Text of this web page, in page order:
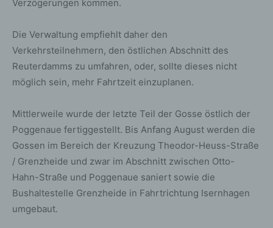
Verzögerungen kommen.
Die Verwaltung empfiehlt daher den
Verkehrsteilnehmern, den östlichen Abschnitt des
Reuterdamms zu umfahren, oder, sollte dieses nicht
möglich sein, mehr Fahrtzeit einzuplanen.
Mittlerweile wurde der letzte Teil der Gosse östlich der
Poggenaue fertiggestellt. Bis Anfang August werden die
Gossen im Bereich der Kreuzung Theodor-Heuss-Straße
/ Grenzheide und zwar im Abschnitt zwischen Otto-
Hahn-Straße und Poggenaue saniert sowie die
Bushaltestelle Grenzheide in Fahrtrichtung Isernhagen
umgebaut.